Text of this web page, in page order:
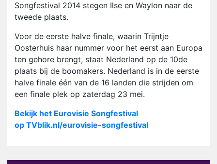
Songfestival 2014 stegen Ilse en Waylon naar de
tweede plaats.
Voor de eerste halve finale, waarin Trijntje
Oosterhuis haar nummer voor het eerst aan Europa
ten gehore brengt, staat Nederland op de 10de
plaats bij de boomakers. Nederland is in de eerste
halve finale één van de 16 landen die strijden om
een finale plek op zaterdag 23 mei.
Bekijk het Eurovisie Songfestival
op TVblik.nl/eurovisie-songfestival